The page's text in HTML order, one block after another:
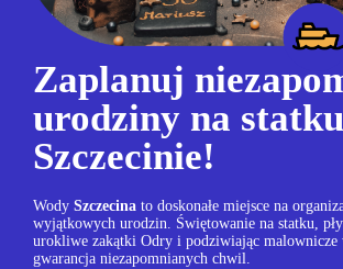
Zaplanuj
urodziny na
Szczecinie!
Wody Szczecina to doskonałe miejsce na
wyjątkowych urodzin. Świętowanie na statku,
urokliwe zakątki Odry i podziwiając
gwarancja niezapomnianych chwil.